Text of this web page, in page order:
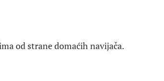
od strane domaćih navijača.